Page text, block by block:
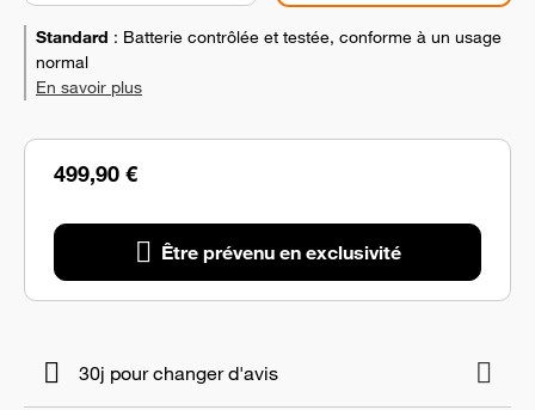
499,90 €
Être prévenu en exclusivité
Standard : Batterie contrôlée et testée, conforme à un usage
normal
En savoir plus
30j pour changer d'avis